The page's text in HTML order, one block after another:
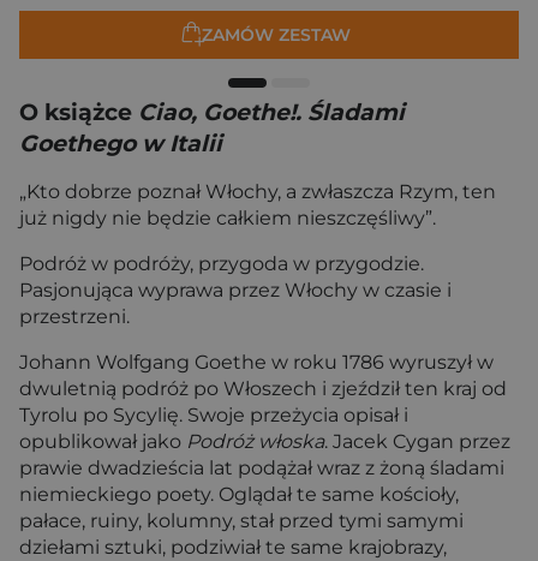
ZAMÓW ZESTAW
O książce Ciao, Goethe!. Śladami
Goethego w Italii
„Kto dobrze poznał Włochy, a zwłaszcza Rzym, ten
już nigdy nie będzie całkiem nieszczęśliwy”.
Podróż w podróży, przygoda w przygodzie.
Pasjonująca wyprawa przez Włochy w czasie i
przestrzeni.
Johann Wolfgang Goethe w roku 1786 wyruszył w
dwuletnią podróż po Włoszech i zjeździł ten kraj od
Tyrolu po Sycylię. Swoje przeżycia opisał i
opublikował jako Podróż włoska. Jacek Cygan przez
prawie dwadzieścia lat podążał wraz z żoną śladami
niemieckiego poety. Oglądał te same kościoły,
pałace, ruiny, kolumny, stał przed tymi samymi
dziełami sztuki, podziwiał te same krajobrazy,